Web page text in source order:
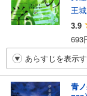
王
3.9
693
あらすじを表示
青